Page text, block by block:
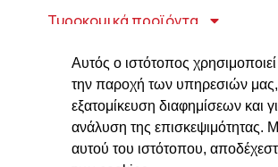
Αυτός ο ιστότοπος
την παροχή των υπηρεσιών μας,
εξατομίκευση διαφημίσεων και
ανάλυση της επισκεψιμότητας.
αυτού του ιστότοπου,
Τυροκομικά προϊόντα
Τοσίτσα
Delicatessen
Συνταγές
Επικοινωνία